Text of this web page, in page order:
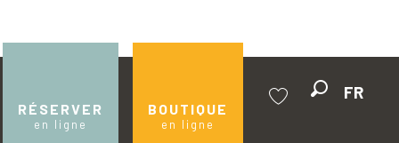
RÉSERVER
en ligne
BOUTIQUE
en ligne
FR